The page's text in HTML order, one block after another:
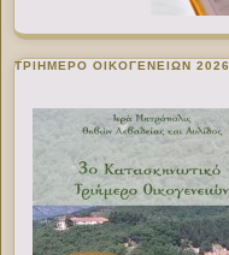
ΤΡΙΗΜΕΡΟ ΟΙΚΟΓΕΝΕΙΩΝ 2026